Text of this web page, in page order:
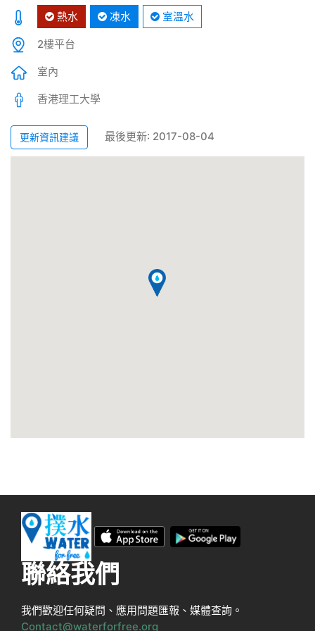
熱水 凍水 室溫水
2樓平台
室內
香港理工大學
更新資訊建議 最後更新: 2017-08-04
聯絡我們
我們歡迎任何疑問、應用問題匯報、媒體查詢。
Contact@waterforfree.org